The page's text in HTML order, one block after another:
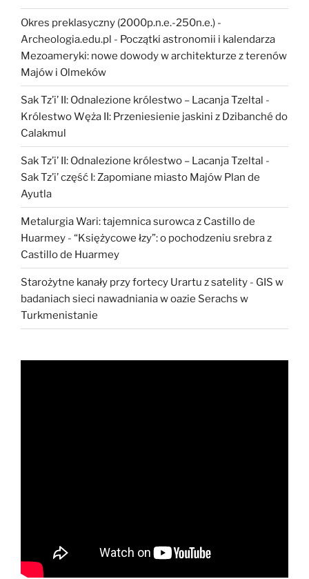
Okres preklasyczny (2000p.n.e.-250n.e.) -
Archeologia.edu.pl - Początki astronomii i kalendarza
Mezoameryki: nowe dowody w architekturze z terenów
Majów i Olmeków
Sak Tz’i’ II: Odnalezione królestwo – Lacanja Tzeltal -
Królestwo Węża II: Przeniesienie jaskini z Dzibanché do
Calakmul
Sak Tz’i’ II: Odnalezione królestwo – Lacanja Tzeltal -
Sak Tz’i’ część I: Zapomiane miasto Majów Plan de
Ayutla
Metalurgia Wari: tajemnica surowca z Castillo de
Huarmey - “Księżycowe łzy”: o pochodzeniu srebra z
Castillo de Huarmey
Starożytne kanały przy fortecy Urartu z satelity - GIS w
badaniach sieci nawadniania w oazie Serachs w
Turkmenistanie